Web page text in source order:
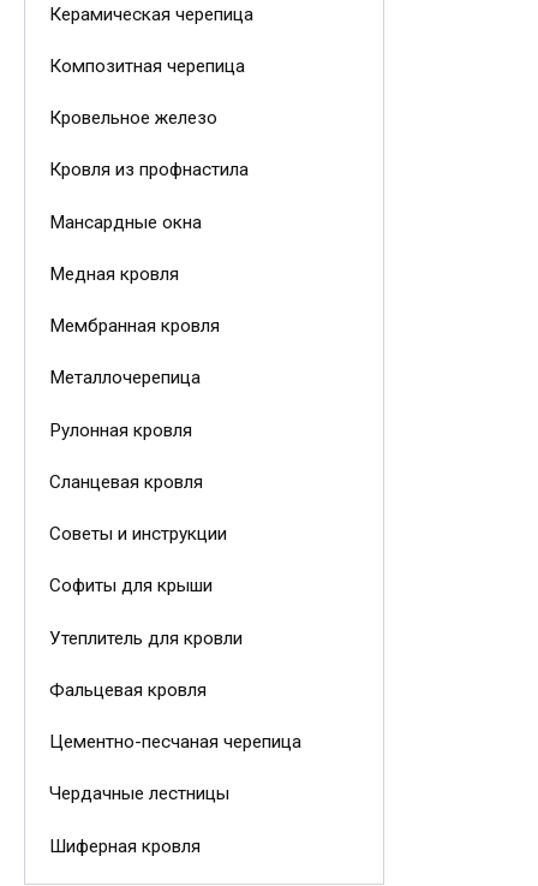
Керамическая черепица
Композитная черепица
Кровельное железо
Кровля из профнастила
Мансардные окна
Медная кровля
Мембранная кровля
Металлочерепица
Рулонная кровля
Сланцевая кровля
Советы и инструкции
Софиты для крыши
Утеплитель для кровли
Фальцевая кровля
Цементно-песчаная черепица
Чердачные лестницы
Шиферная кровля